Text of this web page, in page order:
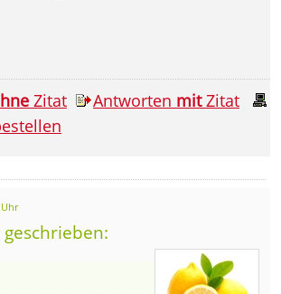
Zitat Antworten mitZitat